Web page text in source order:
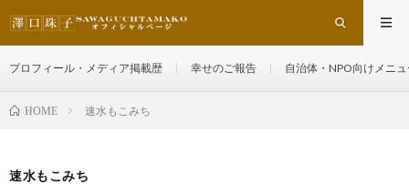
プロフィール・メディア掲載歴 幸せのご報告 自治体・NPO向けメニ
HOME 速水もこみち
速水もこみち